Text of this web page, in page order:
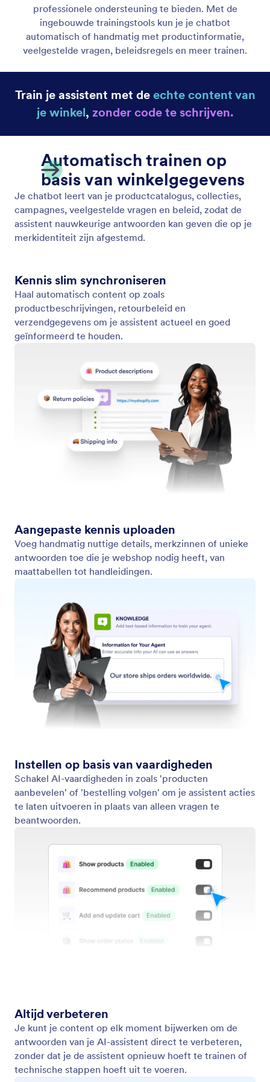
Persoonlijkheid van je assistent
Maak een chatbot die perfect bij je merkidentiteit
past. Met de functie Persoonlijkheid van je assistent
kun je de toon, stem en stijl van je AI-assistent
aanpassen.
Stijl van je assistent
Stem de look-and-feel van je AI-chatbot af op je
Train je assistent
Train je assistent met productinformatie,
veelgestelde vragen en je verzend- en retourbeleid
om kennis toe te voegen die de chatbot gebruikt
om klanten ondersteuning te bieden.
Publiceren
Publiceer binnen enkele seconden een AI-chatbot